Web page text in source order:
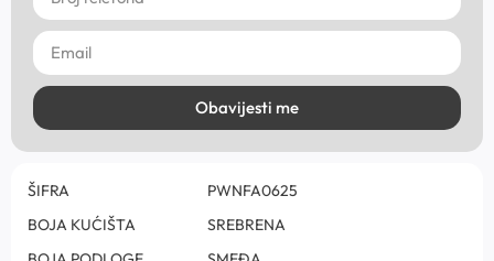
Obavijesti me
ŠIFRA
PWNFA0625
BOJA KUĆIŠTA
SREBRENA